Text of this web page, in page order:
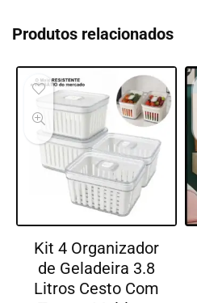
Produtos relacionados
Kit 4 Organizador
de Geladeira 3.8
Litros Cesto Com